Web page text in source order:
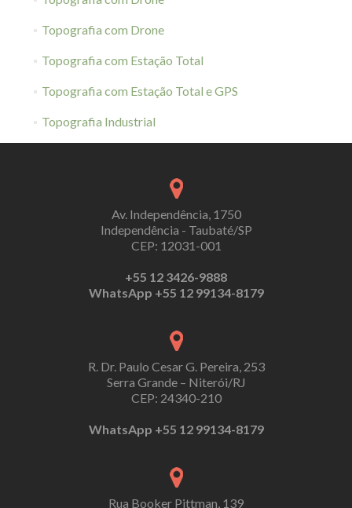
Topografia com Drone
Topografia com Estação Total
Topografia com Estação Total e GPS
Topografia Industrial
Av. Independência, 1750
Independência - Taubaté/SP
CEP: 12031-001
+55 12 3426-9888
WhatsApp +55 12 99134-8179
R. Dr. Paulo Cesar G. Pereira, 253
Serra Grande – Niterói/RJ
CEP: 24340-210
WhatsApp +55 12 99134-8179
Rua Booker Pittman, 139